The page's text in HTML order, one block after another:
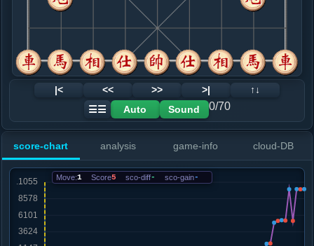
10. 炮四退一
红+0
炮四进一
.....马３进４
红+1
红+2
.....象７进９
红+0
12. 车九平六
红+2
红+3
马４进３
13. 兵七进一
红+0
炮八退一
.....砲５平４
红+1
15. 车六平七
.....车３进５
16. 相五退七
|< << >> >|
↑↓
☰☰
Auto Sound 0/70
score-chart analysis game-info cloud-DB
Move:1 Score5 sco-diff- sco-gain-